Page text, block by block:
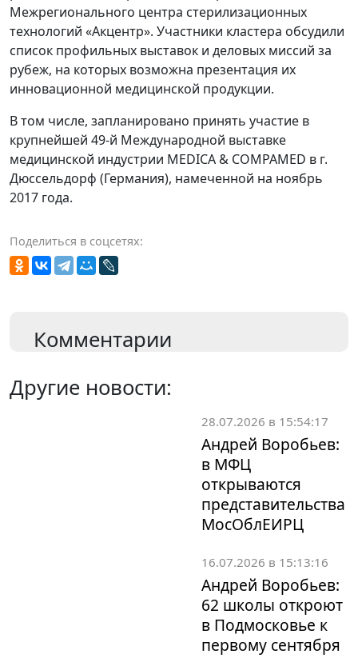
Межрегионального центра стерилизационных
технологий «Акцентр». Участники кластера обсудили
список профильных выставок и деловых миссий за
рубеж, на которых возможна презентация их
инновационной медицинской продукции.
В том числе, запланировано принять участие в
крупнейшей 49-й Международной выставке
медицинской индустрии MEDICA & COMPAMED в г.
Дюссельдорф (Германия), намеченной на ноябрь
2017 года.
Поделиться в соцсетях:
Комментарии
Другие новости:
28.07.2026 в 15:54:17
Андрей Воробьев:
в МФЦ
открываются
представительства
МосОблЕИРЦ
16.07.2026 в 15:13:16
Андрей Воробьев:
62 школы откроют
в Подмосковье к
первому сентября